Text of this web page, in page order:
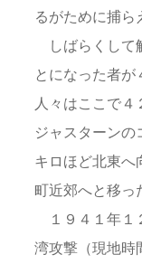
るがために捕ら
しばらくして
とになった者
人々はここで
ジャスターンの
キロほど北東へ
町近郊へと移っ
１９４１年１
湾攻撃（現地時